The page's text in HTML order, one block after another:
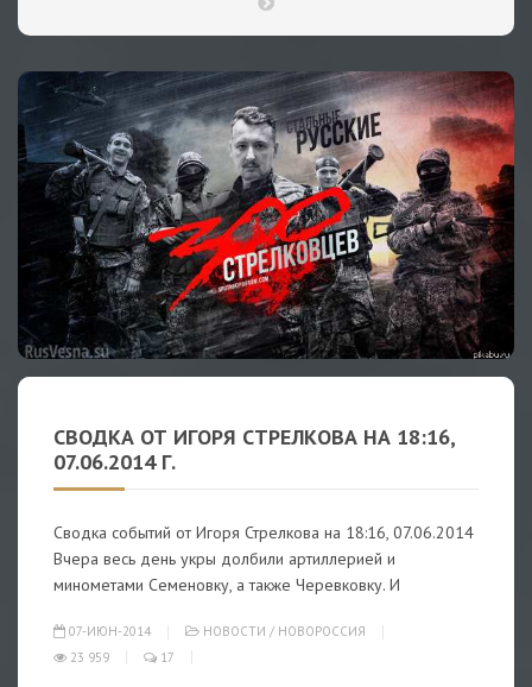
СВОДКА ОТ ИГОРЯ СТРЕЛКОВА НА 18:16,
07.06.2014 Г.
Сводка событий от Игоря Стрелкова на 18:16, 07.06.2014
Вчера весь день укры долбили артиллерией и
минометами Семеновку, а также Черевковку. И
07-ИЮН-2014 НОВОСТИ / НОВОРОССИЯ
23 959
17